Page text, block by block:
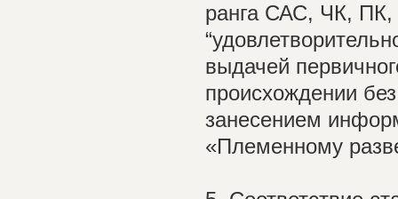
ранга САС, ЧК, ПК,
выдачей
происхождении
занесением
«Племенному